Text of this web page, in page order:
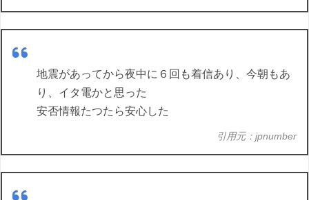
地震があってから夜中に６回も着信あり、今朝もあ
り、イタ電かと思った
安否情報たつたら安心した
引用元：jpnumber